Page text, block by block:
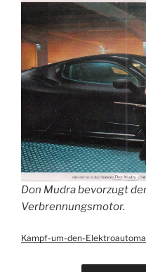
Don Mudra bevorzugt
Verbrennungsmotor.
Kampf-um-den-